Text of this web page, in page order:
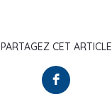
PARTAGEZ CET ARTICLE